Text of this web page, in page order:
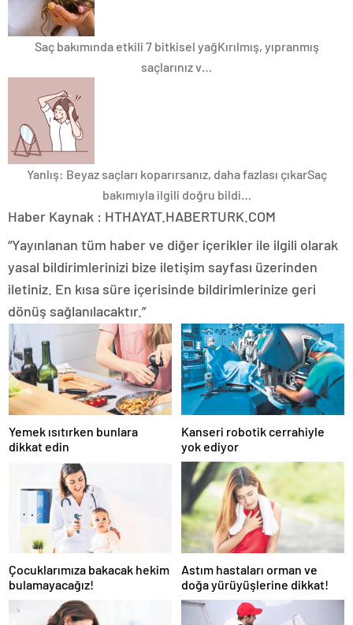
Saç bakımında etkili 7 bitkisel yağKırılmış, yıpranmış
saçlarınız v…
Yanlış: Beyaz saçları koparırsanız, daha fazlası çıkarSaç
bakımıyla ilgili doğru bildi…
Haber Kaynak : HTHAYAT.HABERTURK.COM
“Yayınlanan tüm haber ve diğer içerikler ile ilgili olarak
yasal bildirimlerinizi bize iletişim sayfası üzerinden
iletiniz. En kısa süre içerisinde bildirimlerinize geri
dönüş sağlanılacaktır.”
Yemek ısıtırken bunlara
dikkat edin
Kanseri robotik cerrahiyle
yok ediyor
Çocuklarımıza bakacak hekim
bulamayacağız!
Astım hastaları orman ve
doğa yürüyüşlerine dikkat!